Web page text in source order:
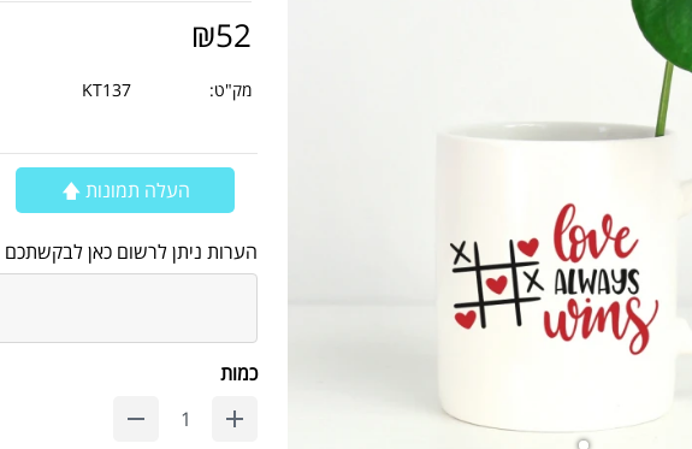
₪52
מק"ט: KT137
העלה תמונות 🡅
הערות ניתן לרשום כאן לבקשתכם
כמות